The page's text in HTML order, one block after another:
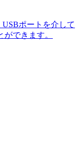
ポートを介して
できます。